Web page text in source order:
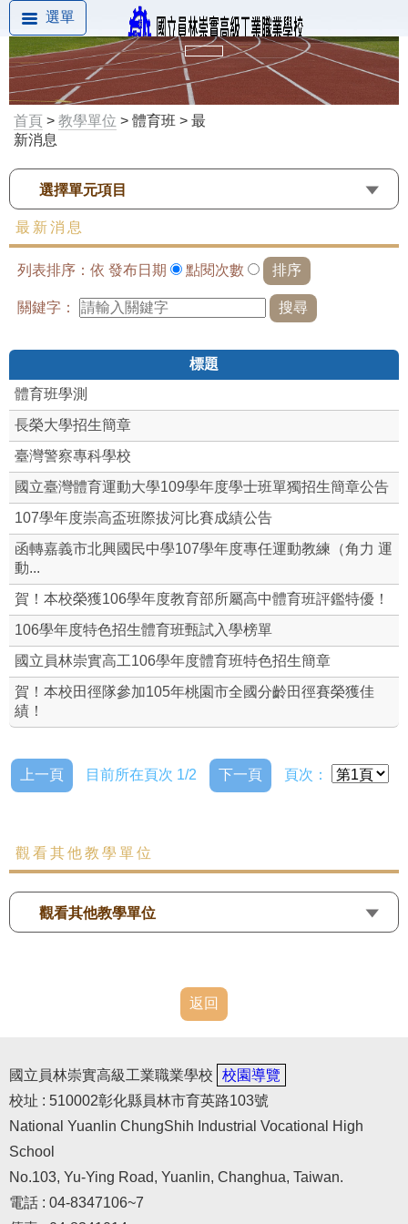
選單
首頁 > 教學單位 > 體育班 > 最
新消息
選擇單元項目
最新消息
列表排序：依 發布日期 點閱次數
關鍵字：
標題
體育班學測
長榮大學招生簡章
臺灣警察專科學校
國立臺灣體育運動大學109學年度學士班單獨招生簡章公告
107學年度崇高盃班際拔河比賽成績公告
函轉嘉義市北興國民中學107學年度專任運動教練（角力 運
動...
賀！本校榮獲106學年度教育部所屬高中體育班評鑑特優！
106學年度特色招生體育班甄試入學榜單
國立員林崇實高工106學年度體育班特色招生簡章
賀！本校田徑隊參加105年桃園市全國分齡田徑賽榮獲佳
績！
上一頁 目前所在頁次 1/2 下一頁 頁次：
觀看其他教學單位
觀看其他教學單位
返回
國立員林崇實高級工業職業學校
校園導覽
校址 : 510002彰化縣員林市育英路103號
National Yuanlin ChungShih Industrial Vocational High
School
No.103, Yu-Ying Road, Yuanlin, Changhua, Taiwan.
電話 : 04-8347106~7